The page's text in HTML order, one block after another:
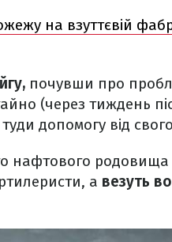
на взуттєвій
почувши про
(через тиждень
допомогу від
нафтового родовища
а везуть